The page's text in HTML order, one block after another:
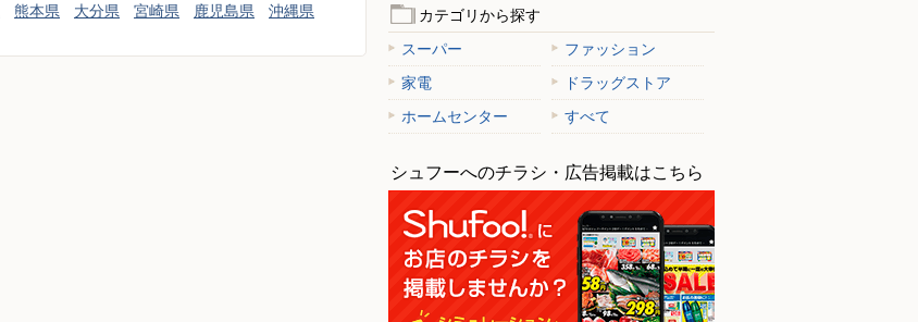
熊本県 大分県 宮崎県 鹿児島県 沖縄県
カテゴリから探す
スーパー
ファッション
家電
ドラッグストア
ホームセンター
すべて
シュフーへのチラシ・広告掲載はこちら